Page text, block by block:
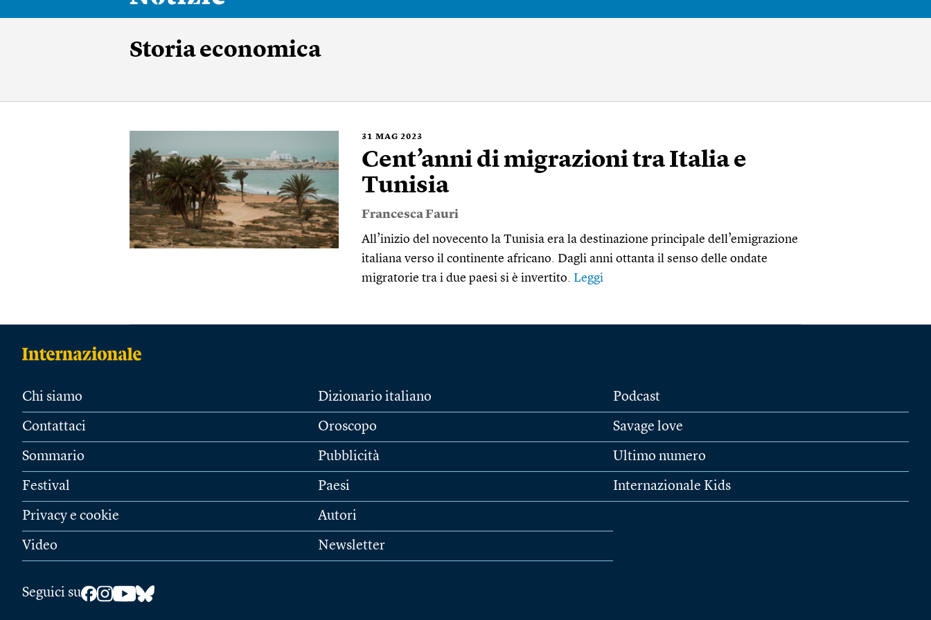
Storia economica
31 MAG 2023
Cent’anni di migrazioni tra Italia e
Tunisia
Francesca Fauri
All’inizio del novecento la Tunisia era la destinazione principale dell’emigrazione
italiana verso il continente africano. Dagli anni ottanta il senso delle ondate
migratorie tra i due paesi si è invertito. Leggi
Chi siamo
Contattaci
Sommario
Festival
Privacy e cookie
Video
Dizionario italiano
Oroscopo
Pubblicità
Paesi
Autori
Newsletter
Podcast
Savage love
Ultimo numero
Internazionale Kids
Seguici su